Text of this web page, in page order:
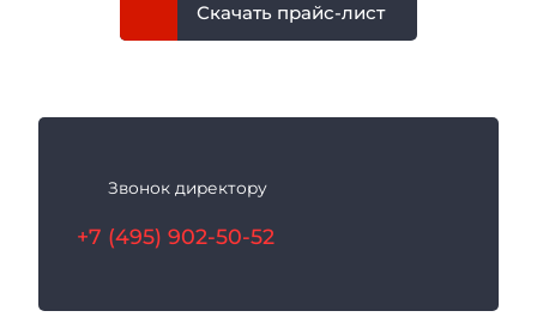
Скачать прайс-лист
з
Звонок директору
+7 (495) 902-50-52